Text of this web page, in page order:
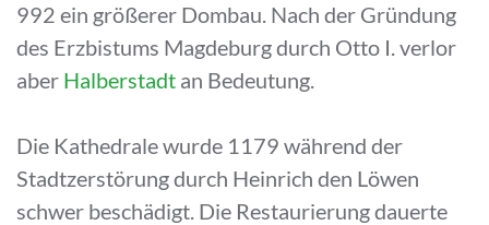
992 ein größerer Dombau. Nach der Gründung
des Erzbistums Magdeburg durch Otto I. verlor
aber Halberstadt an Bedeutung.
Die Kathedrale wurde 1179 während der
Stadtzerstörung durch Heinrich den Löwen
schwer beschädigt. Die Restaurierung dauerte